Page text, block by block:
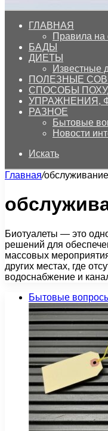
ГЛАВНАЯ
Правила на
БАДЫ
ДИЕТЫ
Известные
ПОЛЕЗНЫЕ
СПОСОБЫ
УПРАЖНЕНИЯ,
РАЗНОЕ
Бытовые
Новости
Искать
Главная/обслуживание
Биотуалеты — это
решений для
массовых
других местах, где
водоснабжение и
Бытовые